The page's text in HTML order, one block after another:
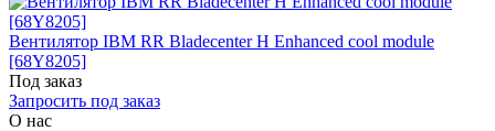
Вентилятор IBM RR Bladecenter H Enhanced cool module
[68Y8205]
Под заказ
Запросить под заказ
О нас